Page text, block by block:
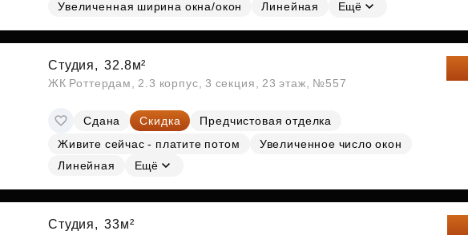
СубсидииУвеличенная ширина окна/окон
Линейная Ещё
Студия, 32.8м²
ЖК Роттердам, 2.3 корпус, 3 секция, 23 этаж, №557
Сдана Скидка
Предчистовая отделка
Живите сейчас - платите потом
Увеличенное число окон
Линейная
Ещё
Студия, 33м²